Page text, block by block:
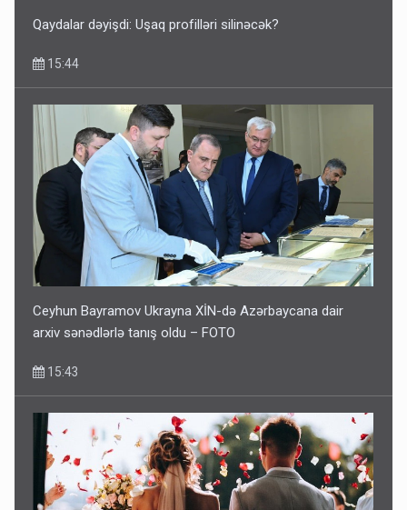
Qaydalar dəyişdi: Uşaq profilləri silinəcək?
15:44
Ceyhun Bayramov Ukrayna XİN-də Azərbaycana dair
arxiv sənədlərlə tanış oldu – FOTO
15:43